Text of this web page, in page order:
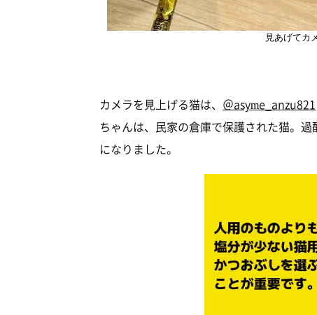
見あげてカ
カメラを見上げる猫は、 ＠asyme_anzu821
ちゃんは、民家の倉庫で保護された猫。
になりました。